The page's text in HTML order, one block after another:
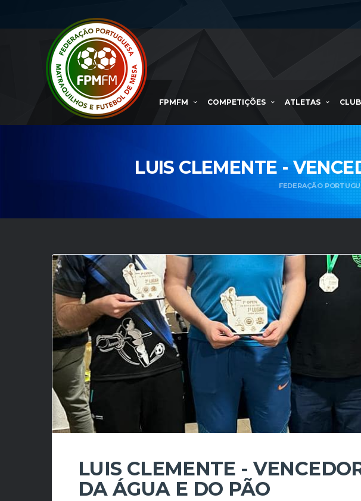
FPMFM COMPETIÇÕES ATLETAS
LUIS CLEMENTE -
FEDERAÇÃO
LUIS CLEMENTE -
DA ÁGUA E DO PÃO